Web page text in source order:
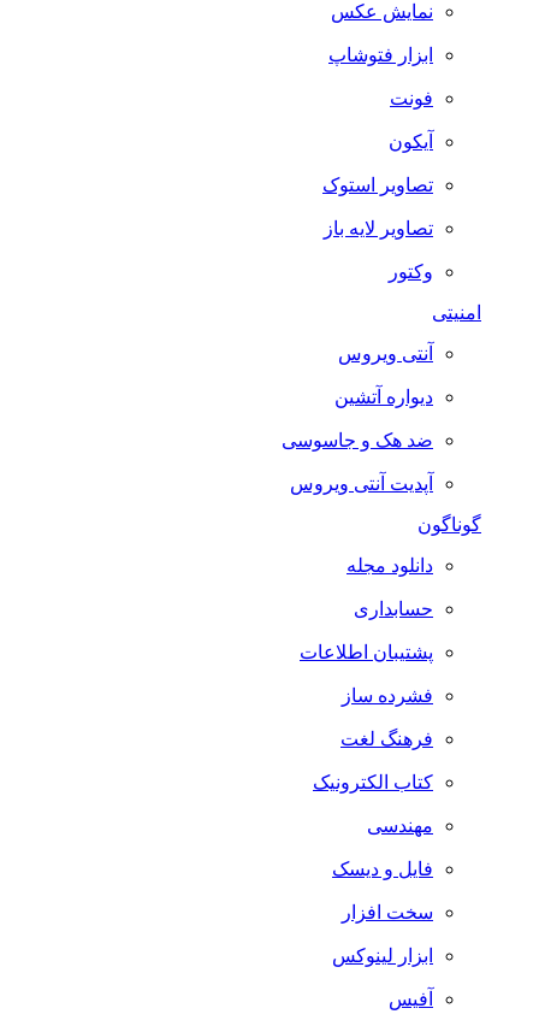
نمایش عکس
ابزار فتوشاپ
فونت
آیکون
تصاویر استوک
تصاویر لایه باز
وکتور
امنیتی
آنتی ویروس
دیواره آتشین
ضد هک و جاسوسی
آپدیت آنتی ویروس
گوناگون
دانلود مجله
حسابداری
پشتیبان اطلاعات
فشرده ساز
فرهنگ لغت
کتاب الکترونیک
مهندسی
فایل و دیسک
سخت افزار
ابزار لینوکس
آفیس